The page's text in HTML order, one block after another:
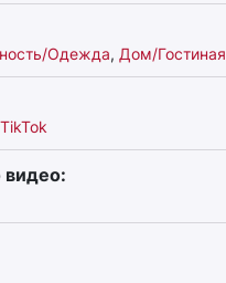
Одежда, Дом/Гостиная
видео: